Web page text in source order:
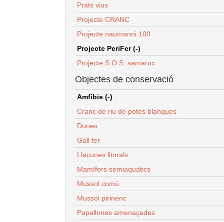
Prats vius
Projecte CRANC
Projecte naumanni 100
Projecte PeriFer (-)
Projecte S.O.S. samaruc
Objectes de conservació
Amfibis (-)
Cranc de riu de potes blanques
Dunes
Gall fer
Llacunes litorals
Mamífers semiaquàtics
Mussol comú
Mussol pirinenc
Papallones amenaçades